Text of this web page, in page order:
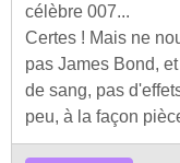
célèbre 007...
Certes ! Mais ne
pas James Bond,
de sang, pas
peu, à la façon